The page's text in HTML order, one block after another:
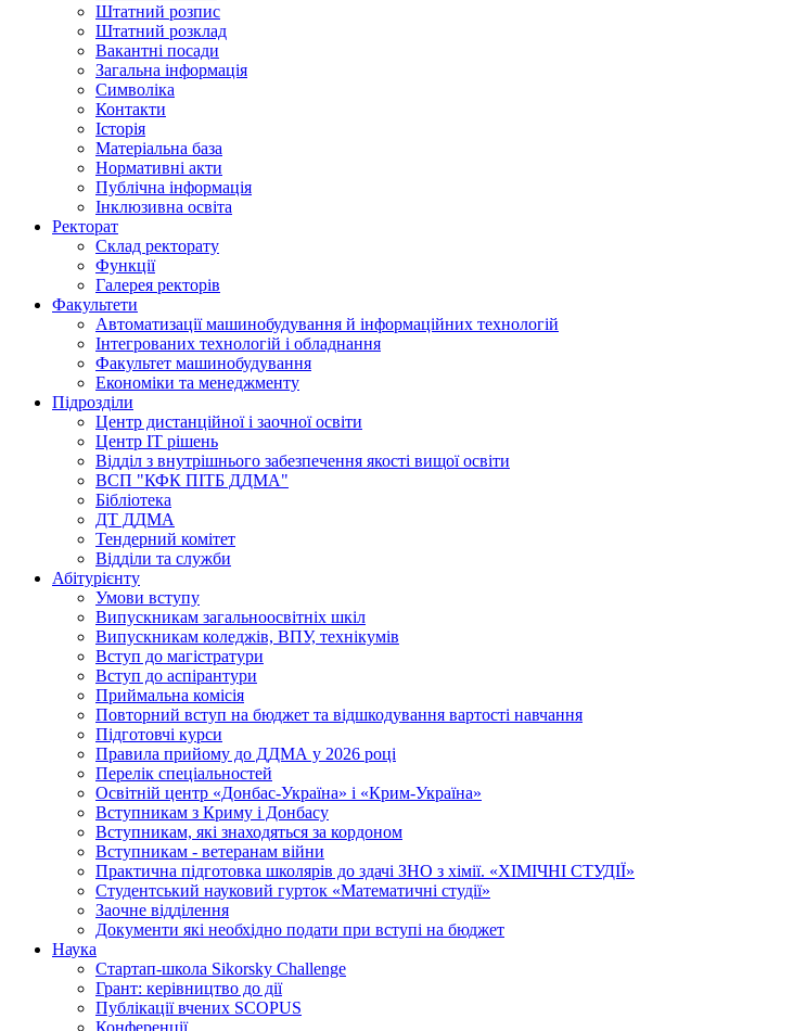
Штатний розпис
Штатний розклад
Вакантні посади
Загальна інформація
Символіка
Контакти
Історія
Матеріальна база
Нормативні акти
Публічна інформація
Інклюзивна освіта
Ректорат
Склад ректорату
Функції
Галерея ректорів
Факультети
Автоматизації машинобудування й інформаційних технологій
Інтегрованих технологій і обладнання
Факультет машинобудування
Економіки та менеджменту
Підрозділи
Центр дистанційної і заочної освіти
Центр ІТ рішень
Відділ з внутрішнього забезпечення якості вищої освіти
ВСП "КФК ПІТБ ДДМА"
Бібліотека
ДТ ДДМА
Тендерний комітет
Відділи та служби
Абітурієнту
Умови вступу
Випускникам загальноосвітніх шкіл
Випускникам коледжів, ВПУ, технікумів
Вступ до магістратури
Вступ до аспірантури
Приймальна комісія
Повторний вступ на бюджет та відшкодування вартості навчання
Підготовчі курси
Правила прийому до ДДМА у 2026 році
Перелік спеціальностей
Освітній центр «Донбас-Україна» і «Крим-Україна»
Вступникам з Криму і Донбасу
Вступникам, які знаходяться за кордоном
Вступникам - ветеранам війни
Практична підготовка школярів до здачі ЗНО з хімії. «ХІМІЧНІ СТУДІЇ»
Студентський науковий гурток «Математичні студії»
Заочне відділення
Документи які необхідно подати при вступі на бюджет
Наука
Стартап-школа Sikorsky Challenge
Грант: керівництво до дії
Публікації вчених SCOPUS
Конференції